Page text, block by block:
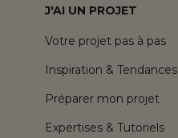
J'AI UN PROJET
Votre projet pas à pas
Inspiration & Tendances
Préparer mon projet
Expertises & Tutoriels